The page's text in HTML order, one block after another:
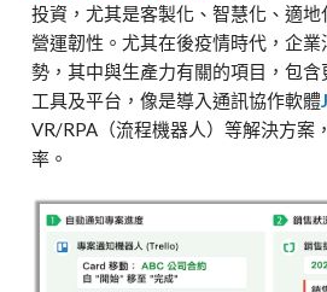
投資，尤其是客製化、智慧化、適
營運韌性。尤其在後疫情時代，企
勢，其中與生產力有關的項目，包
工具及平台，像是導入通訊協作軟體
VR/RPA（流程機器人）等解決方案
率。